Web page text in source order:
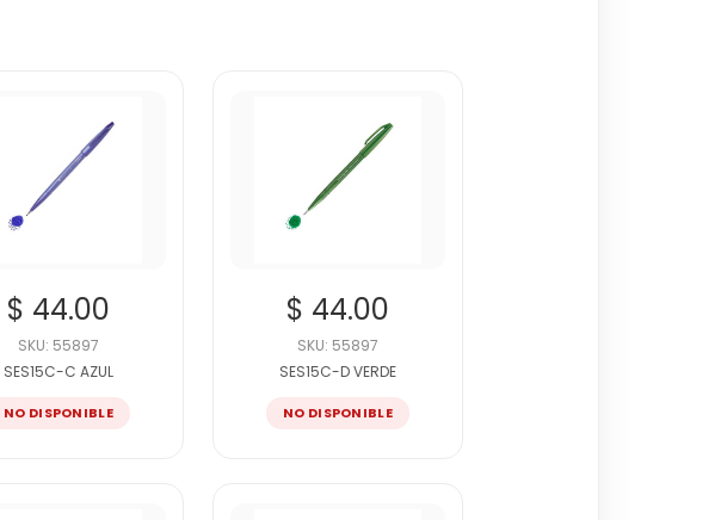
$ 44.00
SKU: 55897
SES15C-C AZUL
NO DISPONIBLE
$ 44.00
SKU: 55897
SES15C-D VERDE
NO DISPONIBLE